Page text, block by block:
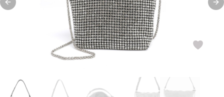
Previous slide